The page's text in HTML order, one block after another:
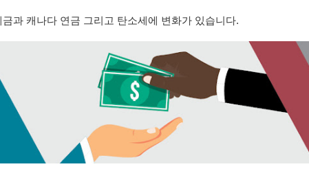
금과 캐나다 연금 그리고 탄소세에 변화가 있습니다.